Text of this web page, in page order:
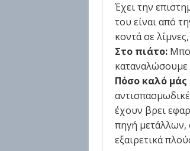
Έχει την
του είναι από
κοντά σε
Στο πιάτο:
Πόσο καλό μάς
έχουν βρει
πηγή μετάλλων,
εξαιρετικά